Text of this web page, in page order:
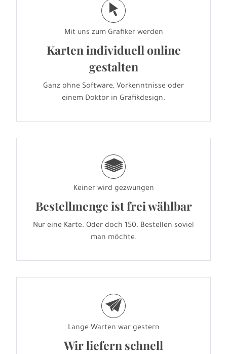
j
Mit uns zum Grafiker werden
Karten individuell online
gestalten
Ganz ohne Software, Vorkenntnisse oder
einem Doktor in Grafikdesign.
g
Keiner wird gezwungen
Bestellmenge ist frei wählbar
Nur eine Karte. Oder doch 150. Bestellen soviel
man möchte.
e
Lange Warten war gestern
Wir liefern schnell